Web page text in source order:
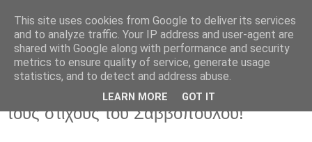
ΓΙΩΤΑ ΦΩΤΟΥ
Παρασκευή 24 Σεπτεμβρίου 2010
Να που ήρθε ο καιρός να καταλάβω
τους στίχους του Σαββόπουλου!
This site uses cookies from Google to deliver its services
and to analyze traffic. Your IP address and user-agent are
shared with Google along with performance and security
metrics to ensure quality of service, generate usage
statistics, and to detect and address abuse.
LEARN MORE GOT IT